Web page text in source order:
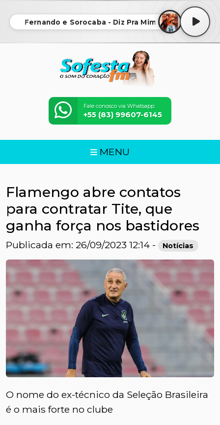
Fernando e Sorocaba - Diz Pra Mim
Fale conosco via Whatsapp:
+55 (83) 99607-6145
MENU
Flamengo abre contatos
para contratar Tite, que
ganha força nos bastidores
Publicada em: 26/09/2023 12:14 - Notícias
O nome do ex-técnico da Seleção Brasileira
é o mais forte no clube